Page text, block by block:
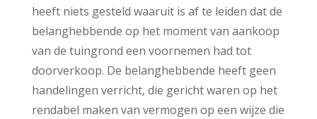
heeft niets gesteld waaruit is af te leiden dat de
belanghebbende op het moment van aankoop
van de tuingrond een voornemen had tot
doorverkoop. De belanghebbende heeft geen
handelingen verricht, die gericht waren op het
rendabel maken van vermogen op een wijze die